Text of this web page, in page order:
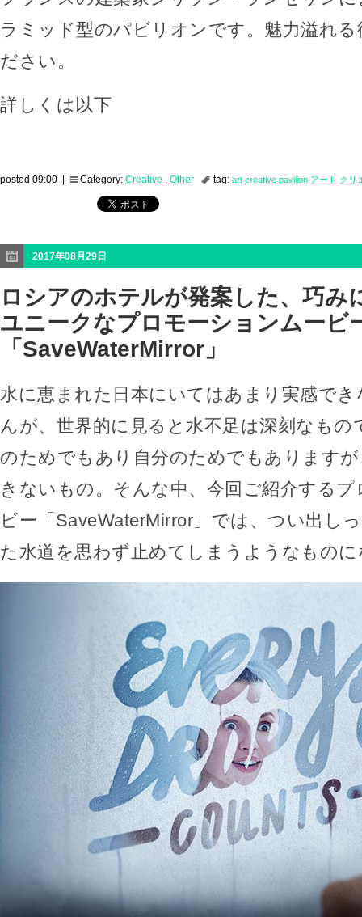
ラミッド型のパビリオンです。魅力溢れ
ださい。
詳しくは以下
posted 09:00 | Category: Creative , Other tag: art creative pavilion アート クリ
2017年08月29日
ロシアのホテルが発案した、巧み
ユニークなプロモーションムービ
「SaveWaterMirror」
水に恵まれた日本にいてはあまり実感で
んが、世界的に見ると水不足は深刻なもの
のためでもあり自分のためでもあります
きないもの。そんな中、今回ご紹介する
ビー「SaveWaterMirror」では、つい出し
た水道を思わず止めてしまうようなもの